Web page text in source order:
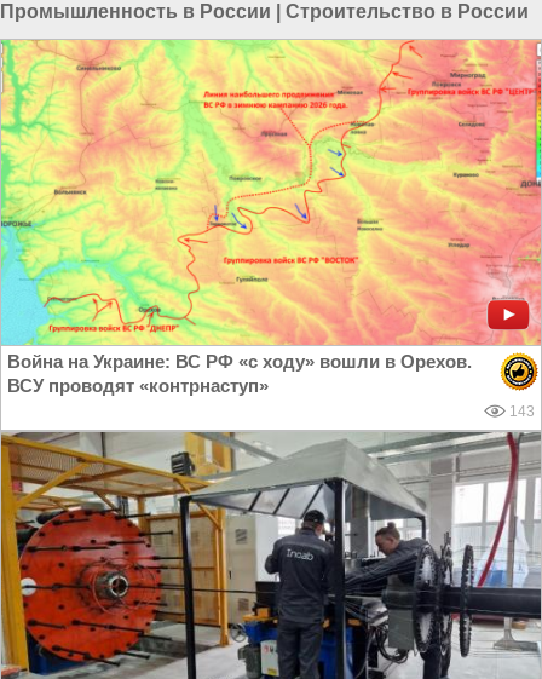
Промышленность в России
Строительство в России
Война на Украине: ВС РФ «с ходу» вошли в Орехов.
ВСУ проводят «контрнаступ»
143